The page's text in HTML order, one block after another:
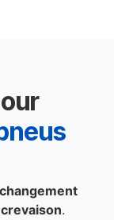
changement
.